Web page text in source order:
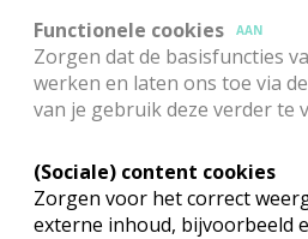
Functionele cookies
AAN
Zorgen dat de basisfuncties
werken en laten ons toe via
van je gebruik deze verder te
(Sociale) content cookies
Zorgen voor het correct
externe inhoud, bijvoorbeeld